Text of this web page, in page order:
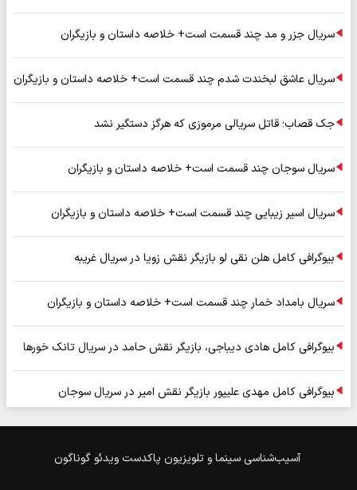
سریال جزر و مد چند قسمت است+ خلاصه داستان و بازیگران
سریال عاشق لبخندت شدم چند قسمت است+ خلاصه داستان و بازیگران
جک قصاب؛ قاتل سریالی مرموزی که هرگز دستگیر نشد
سریال سوجان چند قسمت است+ خلاصه داستان و بازیگران
سریال اسیر زیبایی چند قسمت است+ خلاصه داستان و بازیگران
بیوگرافی کامل هلن نقی لو بازیگر نقش زویا در سریال غریبه
سریال بامداد خمار چند قسمت است+ خلاصه داستان و بازیگران
بیوگرافی کامل هادی دیباجی، بازیگر نقش حامد در سریال تانک خورها
بیوگرافی کامل مهدی علیپور بازیگر نقش امیر در سریال سوجان
آسیب‌شناسی سینما و تلویزیون پاکدست ویدئو گوناگون